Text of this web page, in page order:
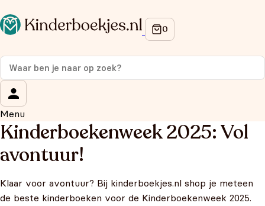
Menu
Kinderboekenweek 2025: Vol
avontuur!
Klaar voor avontuur? Bij kinderboekjes.nl shop je meteen
de beste kinderboeken voor de Kinderboekenweek 2025.